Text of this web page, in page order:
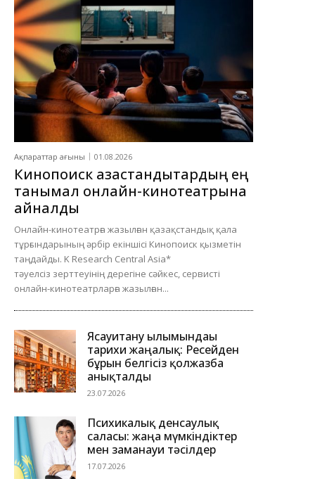
Ақпараттар ағыны 01.08.2026
Кинопоиск қазақстандықтардың ең
танымал онлайн-кинотеатрына
айналды
Онлайн-кинотеатрға жазылған қазақстандық қала
тұрғындарының әрбір екіншісі Кинопоиск қызметін
таңдайды. K Research Central Asia*
тәуелсіз зерттеуінің дерегіне сәйкес, сервисті
онлайн-кинотеатрларға жазылған...
Ясауитану ғылымындағы
тарихи жаңалық: Ресейден
бұрын белгісіз қолжазба
анықталды
23.07.2026
Психикалық денсаулық
саласы: жаңа мүмкіндіктер
мен заманауи тәсілдер
17.07.2026